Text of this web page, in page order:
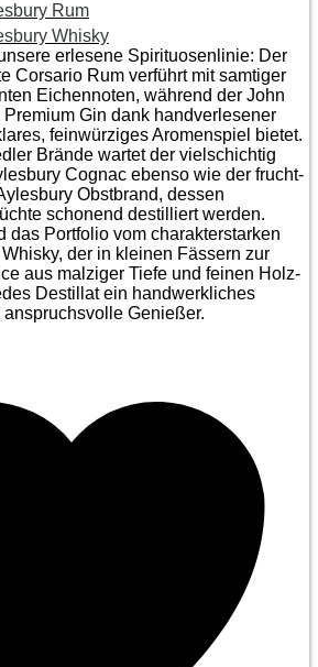
Rum
Whisky
erlesene Spirituosenlinie: Der
Corsario Rum verführt mit samtiger
Eichen­noten, während der John
Gin dank handverlesener
feinwürziges Aromenspiel bietet.
Brände wartet der vielschichtig
Cognac ebenso wie der frucht­
Obstbrand, dessen
schonend destilliert werden.
das Portfolio vom charakterstarken
der in kleinen Fässern zur
aus malziger Tiefe und feinen Holz­
Destillat ein handwerkliches
anspruchsvolle Genießer.